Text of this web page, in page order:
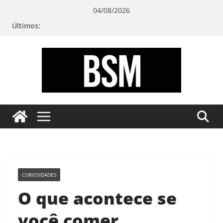
04/08/2026
Últimos:
sua
Mente
CURIOSIDADES
O que acontece se